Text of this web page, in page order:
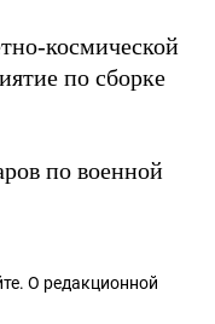
космической
по сборке
по военной
О редакционной